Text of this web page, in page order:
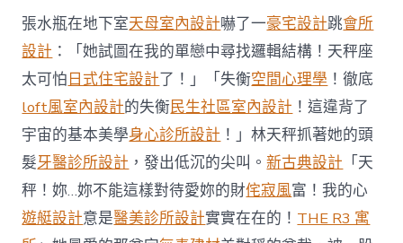
JIUYI
俱
意
室
內
設
計
瑞
遇
見
莎
莉》
名
張水瓶在地下室天母室內設計嚇了一豪宅設計跳會所
設計 ：「她試圖在我的單戀中尋找邏輯結構！天秤座
太可怕日式住宅設計了！」「失衡空間心理學 ！徹底
loft風室內設計的失衡民生社區室內設計 ！這違背了
宇宙的基本美學身心診所設計 ！」林天秤抓著她的頭
髮牙醫診所設計 ，發出低沉的尖叫。新古典設計 「天
秤！妳…妳不能這樣對待愛妳的財侘寂風富！我的心
遊艇設計意是醫美診所設計實實在在的！ THE R3 寓